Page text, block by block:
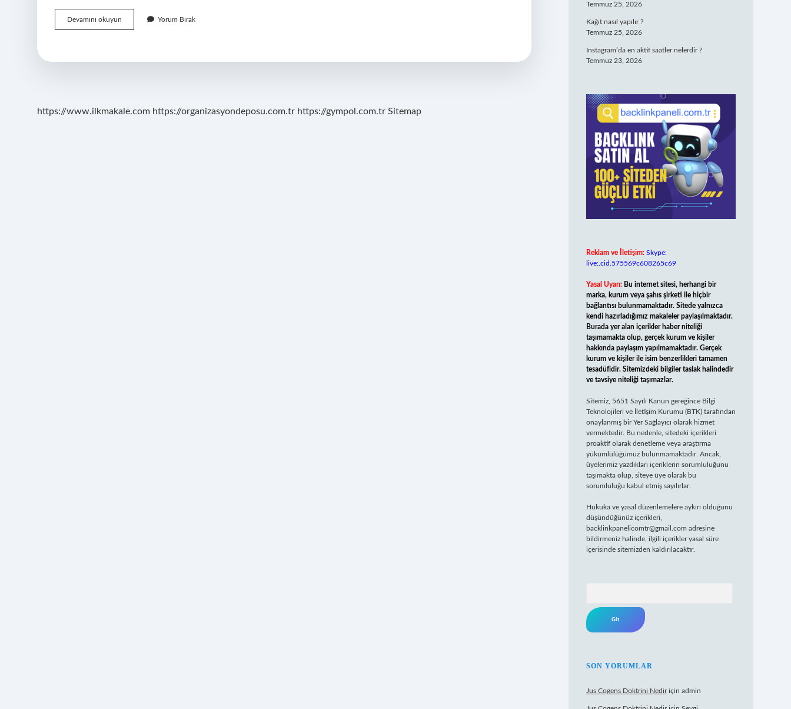
Devamını okuyun Kastanyet
Hangi
Yorum Bırak
https://www.ilkmakale.com https://organizasyondeposu.com.tr https://gympol.com.tr Sitemap
Temmuz 25, 2026
Kağıt nasıl yapılır ?
Temmuz 25, 2026
Instagram’da en aktif saatler nelerdir ?
Temmuz 23, 2026
Reklam ve İletişim: Skype:
live:.cid.575569c608265c69
Yasal Uyarı: Bu internet sitesi, herhangi bir
marka, kurum veya şahıs şirketi ile hiçbir
bağlantısı bulunmamaktadır. Sitede yalnızca
kendi hazırladığımız makaleler paylaşılmaktadır.
Burada yer alan içerikler haber niteliği
taşımamakta olup, gerçek kurum ve kişiler
hakkında paylaşım yapılmamaktadır. Gerçek
kurum ve kişiler ile isim benzerlikleri tamamen
tesadüfidir. Sitemizdeki bilgiler taslak halindedir
ve tavsiye niteliği taşımazlar.
Sitemiz, 5651 Sayılı Kanun gereğince Bilgi
Teknolojileri ve İletişim Kurumu (BTK) tarafından
onaylanmış bir Yer Sağlayıcı olarak hizmet
vermektedir. Bu nedenle, sitedeki içerikleri
proaktif olarak denetleme veya araştırma
yükümlülüğümüz bulunmamaktadır. Ancak,
üyelerimiz yazdıkları içeriklerin sorumluluğunu
taşımakta olup, siteye üye olarak bu
sorumluluğu kabul etmiş sayılırlar.
Hukuka ve yasal düzenlemelere aykırı olduğunu
düşündüğünüz içerikleri,
backlinkpanelicomtr@gmail.com adresine
bildirmeniz halinde, ilgili içerikler yasal süre
içerisinde sitemizden kaldırılacaktır.
SON YORUMLAR
Jus Cogens Doktrini Nediriçin admin